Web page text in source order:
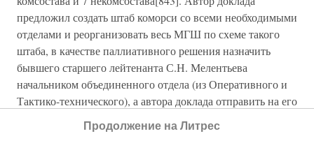
предложил создать штаб коморси со всеми необходимыми
отделами и реорганизовать весь МГШ по схеме такого
штаба, в качестве паллиативного решения назначить
бывшего старшего лейтенанта С.Н. Мелентьева
начальником объединенного отдела (из Оперативного и
Тактико-технического), а автора доклада отправить на его
к 23 марта. При этом С. Н. Мелентьев сможет
Продолжение на Литрес